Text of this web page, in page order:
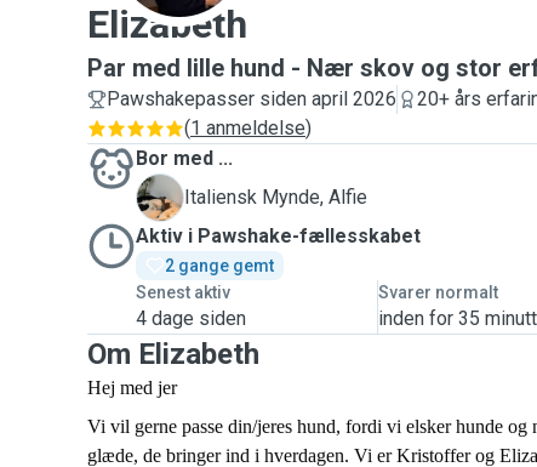
Elizabeth
Par med lille hund - Nær skov og stor
Pawshakepasser siden april 2026
20+ års
(1 anmeldelse)
Bor med ...
A
Italiensk Mynde, Alfie
Aktiv i Pawshake-fællesskabet
2 gange gemt
Senest aktiv
4 dage siden
Svarer normalt
inden for 35
Om Elizabeth
Hej med jer
Vi vil gerne passe din/jeres hund, fordi vi elsker hunde og
glæde, de bringer ind i hverdagen. Vi er Kristoffer og